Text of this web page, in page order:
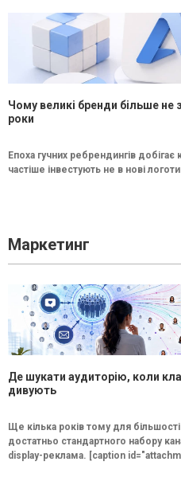
Чому великі бренди більше
роки
Епоха гучних ребрендингів
частіше інвестують не в нові
Маркетинг
Де шукати аудиторію, коли
дивують
Ще кілька років тому для
достатньо стандартного набору
display-реклама. [caption